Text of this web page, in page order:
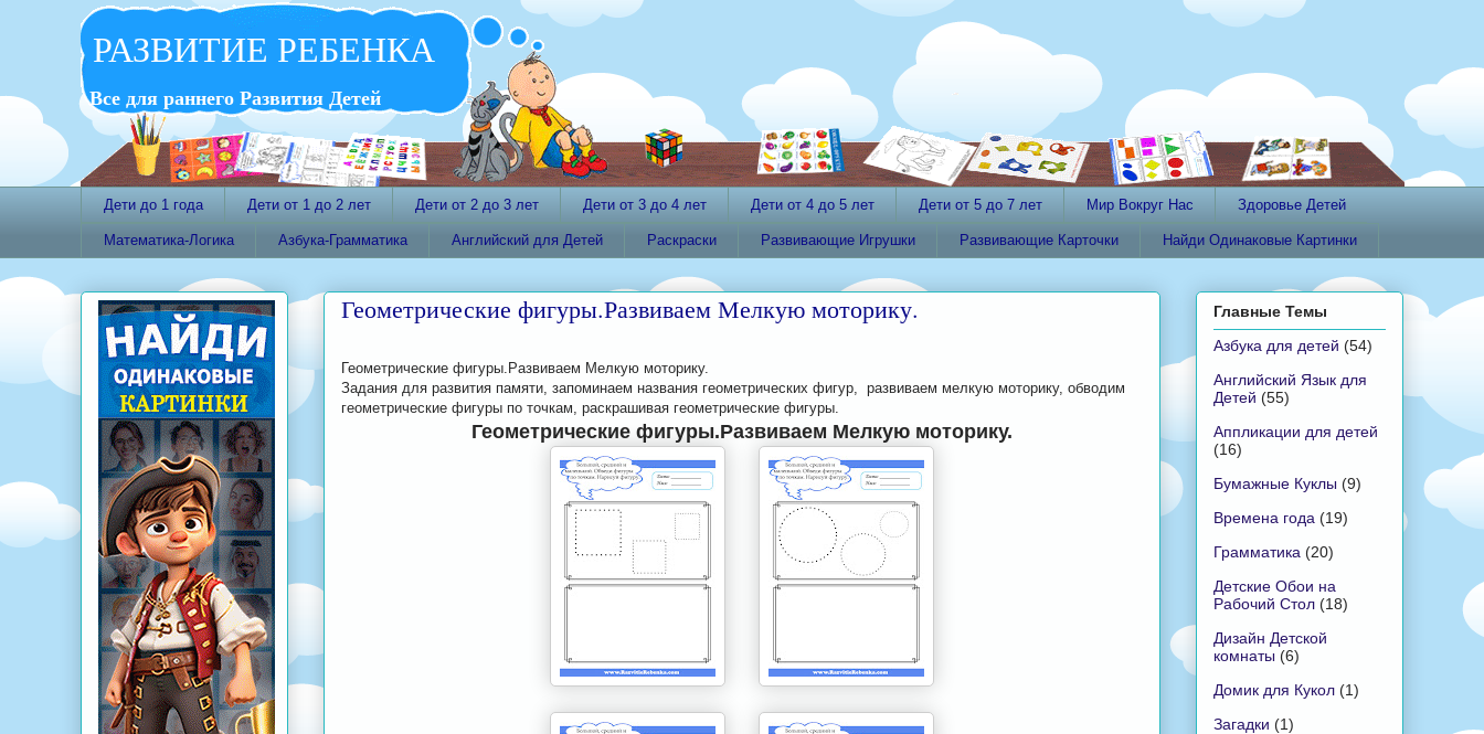
РАЗВИТИЕ РЕБЕНКА
Все для раннего Развития Детей
Дети до 1 года Дети от 1 до 2 лет Дети от 2 до 3 лет Дети от 3 до 4 лет Дети от 4 до 5 лет Дети от 5 до 7 лет Мир Вокруг Нас Здоровье Детей
Математика-Логика Азбука-Грамматика Английский для Детей Раскраски Развивающие Игрушки Развивающие Карточки Найди Одинаковые Картинки
Геометрические фигуры.Развиваем Мелкую моторику.
Геометрические фигуры.Развиваем Мелкую моторику.
Задания для развития памяти, запоминаем названия геометрических фигур, развиваем мелкую моторику, обводим
геометрические фигуры по точкам, раскрашивая геометрические фигуры.
Геометрические фигуры.Развиваем Мелкую моторику.
Главные Темы
Азбука для детей (54)
Английский Язык для
Детей (55)
Аппликации для детей
(16)
Бумажные Куклы (9)
Времена года (19)
Грамматика (20)
Детские Обои на
Рабочий Стол (18)
Дизайн Детской
комнаты (6)
Домик для Кукол (1)
Загадки (1)